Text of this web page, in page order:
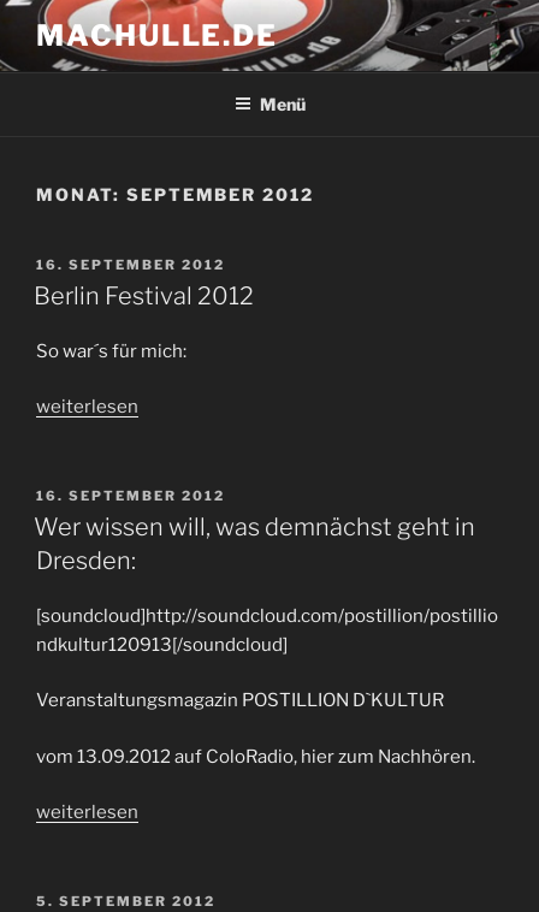
Zum
Inhalt
springen
MACHULLE.DE
Menü
MONAT: SEPTEMBER 2012
VERÖFFENTLICHT
AM
16. SEPTEMBER 2012
Berlin Festival 2012
So war´s für mich:
„Berlin
weiterlesen
VERÖFFENTLICHT
AM
16. SEPTEMBER 2012
Wer wissen will, was demnächst geht in
Dresden:
[soundcloud]http://soundcloud.com/postillion/postillio
ndkultur120913[/soundcloud]
Veranstaltungsmagazin POSTILLION D`KULTUR
vom 13.09.2012 auf ColoRadio, hier zum Nachhören.
„Wer
was
weiterlesen
VERÖFFENTLICHT
5. SEPTEMBER 2012